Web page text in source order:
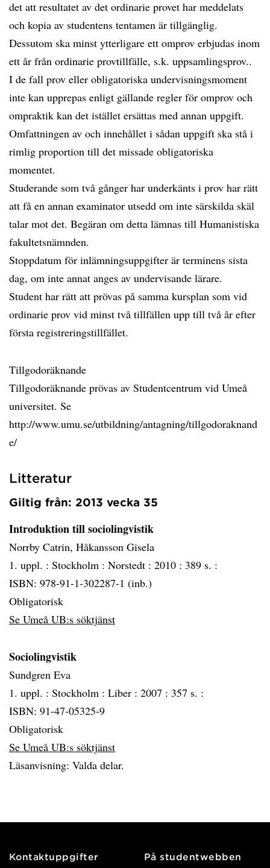
det att resultatet av det ordinarie provet har meddelats
och kopia av studentens tentamen är tillgänglig.
Dessutom ska minst ytterligare ett omprov erbjudas inom
ett år från ordinarie provtillfälle, s.k. uppsamlingsprov..
I de fall prov eller obligatoriska undervisningsmoment
inte kan upprepas enligt gällande regler för omprov och
ompraktik kan det istället ersättas med annan uppgift.
Omfattningen av och innehållet i sådan uppgift ska stå i
rimlig proportion till det missade obligatoriska
momentet.
Studerande som två gånger har underkänts i prov har rätt
att få en annan examinator utsedd om inte särskilda skäl
talar mot det. Begäran om detta lämnas till Humanistiska
fakultetsnämnden.
Stoppdatum för inlämningsuppgifter är terminens sista
dag, om inte annat anges av undervisande lärare.
Student har rätt att prövas på samma kursplan som vid
ordinarie prov vid minst två tillfällen upp till två år efter
första registreringstillfället.
Tillgodoräknande
Tillgodoräknande prövas av Studentcentrum vid Umeå
universitet. Se
http://www.umu.se/utbildning/antagning/tillgodoraknand
e/
Litteratur
Giltig från: 2013 vecka 35
Introduktion till sociolingvistik
Norrby Catrin, Håkansson Gisela
1. uppl. : Stockholm : Norstedt : 2010 : 389 s. :
ISBN: 978-91-1-302287-1 (inb.)
Obligatorisk
Se Umeå UB:s söktjänst
Sociolingvistik
Sundgren Eva
1. uppl. : Stockholm : Liber : 2007 : 357 s. :
ISBN: 91-47-05325-9
Obligatorisk
Se Umeå UB:s söktjänst
Läsanvisning: Valda delar.
Kontaktuppgifter
På studentwebben